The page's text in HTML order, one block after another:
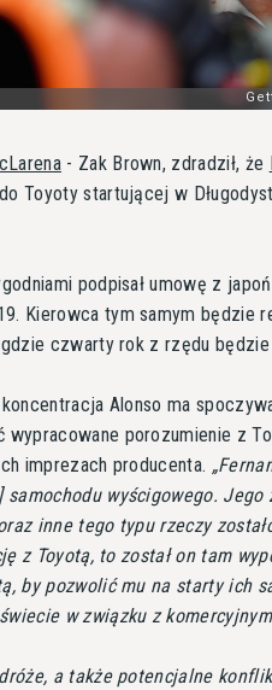
- Zak Brown, zdradził, że
Toyoty startującej w
podpisał umowę z
Kierowca tym samym będzie
czwarty rok z rzędu będzie
Alonso ma
wypracowane porozumienie z
imprezach producenta.
samochodu wyścigowego.
inne tego typu rzeczy
z Toyotą, to został on tam
by pozwolić mu na starty ich
w związku z
a także potencjalne